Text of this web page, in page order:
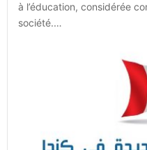
à l’éducation, considérée
société.…